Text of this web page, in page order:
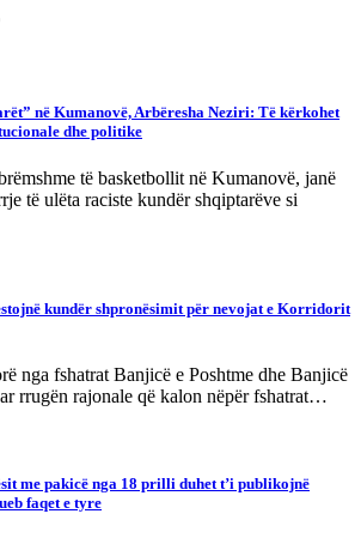
në Kumanovë, Arbëresha Neziri: Të kërkohet
dhe politike
të basketbollit në Kumanovë, janë
të ulëta raciste kundër shqiptarëve si
kundër shpronësimit për nevojat e Korridorit
nga fshatrat Banjicë e Poshtme dhe Banjicë
rrugën rajonale që kalon nëpër fshatrat…
me pakicë nga 18 prilli duhet t’i publikojnë
faqet e tyre